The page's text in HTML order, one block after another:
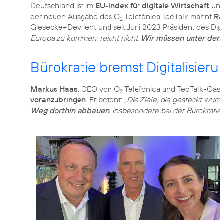
Deutschland ist im EU-Index für digitale Wirtschaft
der neuen Ausgabe des O2 Telefónica TecTalk mahnt
Giesecke+Devrient und seit Juni 2023 Präsident des
Europa zu kommen, reicht nicht. Wir müssen unter
Bürokratie bremst
Markus Haas, CEO von O2 Telefónica und TecTalk-
voranzubringen. Er betont: „Die Ziele, die gesteckt
Weg dorthin abbauen, insbesondere bei der